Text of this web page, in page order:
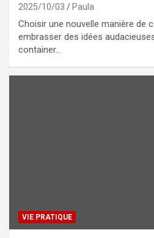
2025/10/03 Paula
Choisir une nouvelle manière de
embrasser des idées
container…
VIE PRATIQUE